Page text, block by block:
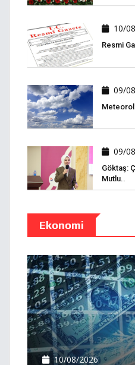
10/
Resmi
09/
09/
Göktaş:
Mutlu..
Ekonomi
10/08/2026